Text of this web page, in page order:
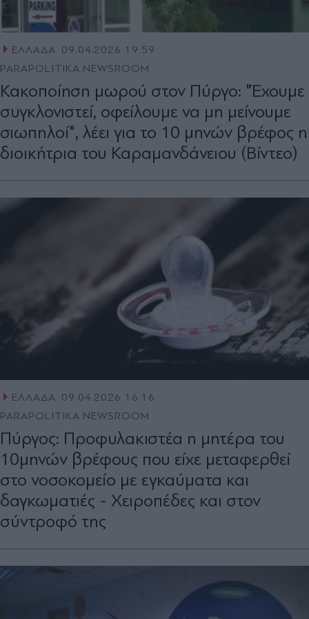
ΕΛΛΑΔΑ
09.04.2026 19:59
PARAPOLITIKA NEWSROOM
Κακοποίηση μωρού στον Πύργο: "Έχουμε
συγκλονιστεί, οφείλουμε να μη μείνουμε
σιωπηλοί", λέει για το 10 μηνών βρέφος η
διοικήτρια του Καραμανδάνειου (Βίντεο)
ΕΛΛΑΔΑ 09.04.2026 16:16
PARAPOLITIKA NEWSROOM
Πύργος: Προφυλακιστέα η μητέρα του
10μηνών βρέφους που είχε μεταφερθεί
στο νοσοκομείο με εγκαύματα και
δαγκωματιές - Χειροπέδες και στον
σύντροφό της